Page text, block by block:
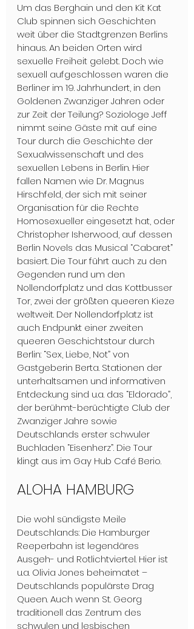
Um das Berghain und den Kit Kat
Club spinnen sich Geschichten
weit über die Stadtgrenzen Berlins
hinaus. An beiden Orten wird
sexuelle Freiheit gelebt. Doch wie
sexuell aufgeschlossen waren die
Berliner im 19. Jahrhundert, in den
Goldenen Zwanziger Jahren oder
zur Zeit der Teilung? Soziologe Jeff
nimmt seine Gäste mit auf eine
Tour durch die Geschichte der
Sexualwissenschaft und des
sexuellen Lebens in Berlin. Hier
fallen Namen wie Dr. Magnus
Hirschfeld, der sich mit seiner
Organisation für die Rechte
Homosexueller eingesetzt hat, oder
Christopher Isherwood, auf dessen
Berlin Novels das Musical “Cabaret”
basiert. Die Tour führt auch zu den
Gegenden rund um den
Nollendorfplatz und das Kottbusser
Tor, zwei der größten queeren Kieze
weltweit. Der Nollendorfplatz ist
auch Endpunkt einer zweiten
queeren Geschichtstour durch
Berlin: “Sex, Liebe, Not” von
Gastgeberin Berta. Stationen der
unterhaltsamen und informativen
Entdeckung sind u.a. das “Eldorado”,
der berühmt-berüchtigte Club der
Zwanziger Jahre sowie
Deutschlands erster schwuler
Buchladen “Eisenherz”. Die Tour
klingt aus im Gay Hub Café Berio.
ALOHA HAMBURG
Die wohl sündigste Meile
Deutschlands: Die Hamburger
Reeperbahn ist legendäres
Ausgeh- und Rotlichtviertel. Hier ist
u.a. Olivia Jones beheimatet –
Deutschlands populärste Drag
Queen. Auch wenn St. Georg
traditionell das Zentrum des
schwulen und lesbischen